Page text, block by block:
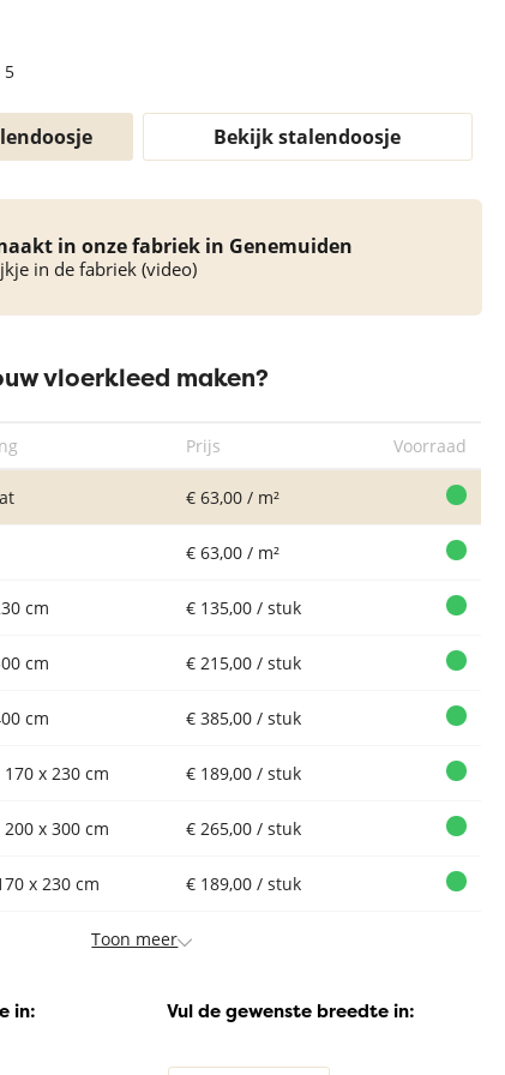
5
Bekijk stalendoosje
in onze fabriek in Genemuiden
in de fabriek (video)
vloerkleed maken?
Prijs Voorraad
€ 63,00 / m²
€ 63,00 / m²
cm € 135,00 / stuk
cm € 215,00 / stuk
cm € 385,00 / stuk
x 230 cm € 189,00 / stuk
x 300 cm € 265,00 / stuk
x 230 cm € 189,00 / stuk
Toon meer
in: Vul de gewenste breedte in: